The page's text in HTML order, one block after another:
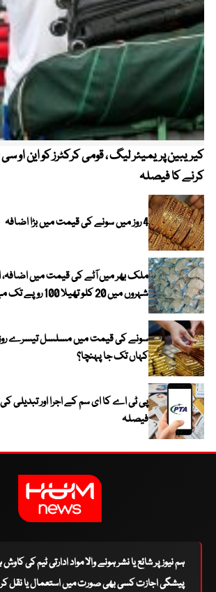
کرنے کا فیصلہ
4 روز میں سونے کی قیمت میں بڑا اضافہ
ملک بھر میں آٹے کی قیمت میں
شہروں میں 20 کلو تھیلا 100 روپے تک مہنگا
سونے کی قیمت میں مسلسل تیسرے روز
کہاں تک جا پہنچا؟
پی ٹی اے کا ای سم کے اجرا اور تبدیلی
فیصلہ
ہم نیوز پر شائع یا نشر ہونے والا مواد ادارتی ٹیم کی
پیشگی اجازت کسی بھی صورت میں استعمال یا نقل